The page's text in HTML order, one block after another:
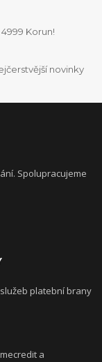
Korun!
novinky
Spolupracujeme
platební brany
a